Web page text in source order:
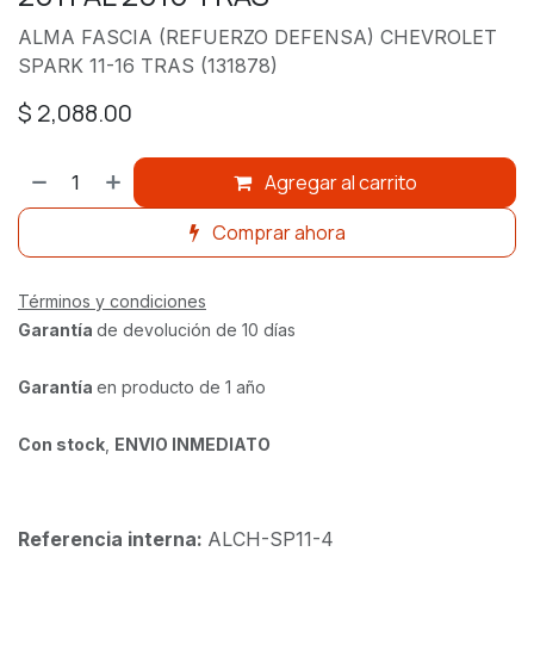
ALMA FASCIA (REFUERZO DEFENSA) CHEVROLET
SPARK 11-16 TRAS (131878)
$ 2,088.00
Agregar al carrito
Comprar ahora
Términos y condiciones
Garantía de devolución de 10 días
Garantía en producto de 1 año
Con stock ENVIO INMEDIATO
Referencia interna: ALCH-SP11-4